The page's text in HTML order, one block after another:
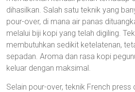
dihasilkan. Salah satu teknik yang
pour-over, di mana air panas
melalui biji kopi yang telah digiling.
membutuhkan sedikit ketelatenan,
sepadan. Aroma dan rasa kopi
keluar dengan maksimal.
Selain pour-over, teknik French press